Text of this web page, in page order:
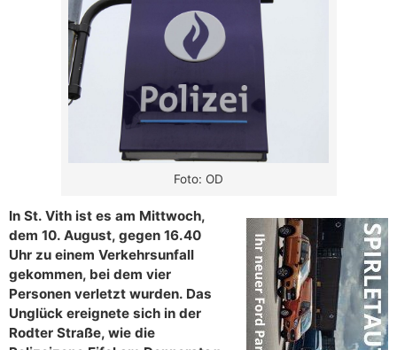
Foto: OD
In St. Vith ist es am Mittwoch,
dem 10. August, gegen 16.40
Uhr zu einem Verkehrsunfall
gekommen, bei dem vier
Personen verletzt wurden. Das
Unglück ereignete sich in der
Rodter Straße, wie die